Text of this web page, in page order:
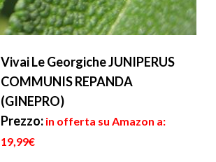
Vivai Le Georgiche JUNIPERUS
COMMUNIS REPANDA
(GINEPRO)
Prezzo: in offerta su Amazon a:
19,99€